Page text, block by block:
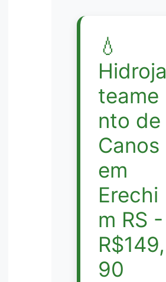
💧
Hidroja
teame
nto de
Canos
em
Erechi
m RS -
R$149,
90